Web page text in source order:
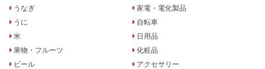
うなぎ
うに
米
果物・フルーツ
ビール
家電・電化製品
自転車
日用品
化粧品
アクセサリー